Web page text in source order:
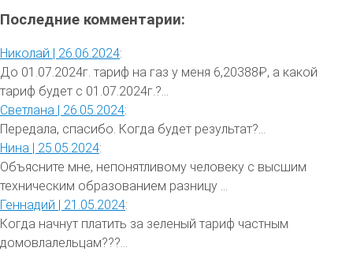
Последние комментарии:
Николай | 26.06.2024:
До 01.07.2024г. тариф на газ у меня 6,20388₽, а какой
тариф будет с 01.07.2024г.?...
Светлана | 26.05.2024:
Передала, спасибо. Когда будет результат?...
Нина | 25.05.2024:
Объясните мне, непонятливому человеку с высшим
техническим образованием разницу ...
Геннадий | 21.05.2024:
Когда начнут платить за зеленый тариф частным
домовлалельцам???...